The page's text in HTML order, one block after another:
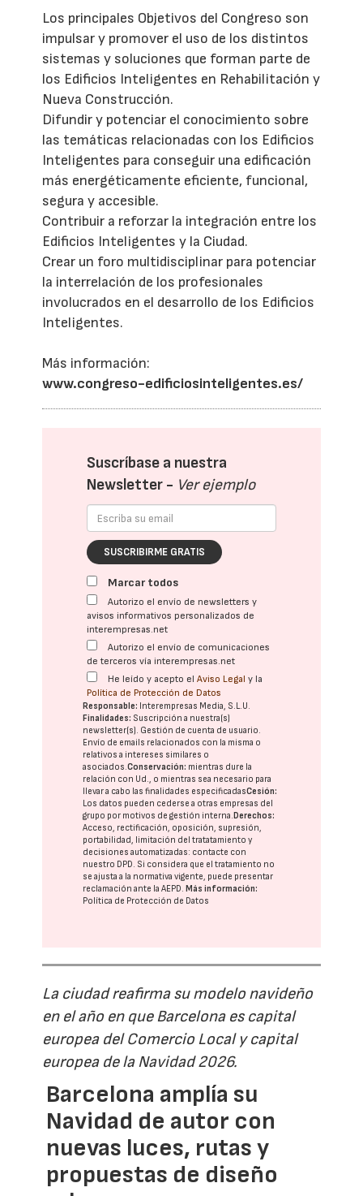
Los principales Objetivos del Congreso son
impulsar y promover el uso de los distintos
sistemas y soluciones que forman parte de
los Edificios Inteligentes en Rehabilitación y
Nueva Construcción.
Difundir y potenciar el conocimiento sobre
las temáticas relacionadas con los Edificios
Inteligentes para conseguir una edificación
más energéticamente eficiente, funcional,
segura y accesible.
Contribuir a reforzar la integración entre los
Edificios Inteligentes y la Ciudad.
Crear un foro multidisciplinar para potenciar
la interrelación de los profesionales
involucrados en el desarrollo de los Edificios
Inteligentes.
Más información:
www.congreso-edificiosinteligentes.es/
Suscríbase a nuestra
Newsletter - Ver ejemplo
SUSCRIBIRME GRATIS
Marcar todos
Autorizo el envío de newsletters y
avisos informativos personalizados de
interempresas.net
Autorizo el envío de comunicaciones
de terceros vía interempresas.net
He leído y acepto elAviso Legal y la
Política de Protección de Datos
Responsable: Interempresas Media, S.L.U.
Finalidades: Suscripción a nuestra(s)
newsletter(s). Gestión de cuenta de usuario.
Envío de emails relacionados con la misma o
relativos a intereses similares o
asociados.Conservación: mientras dure la
relación con Ud., o mientras sea necesario para
llevar a cabo las finalidades especificadasCesión:
Los datos pueden cederse a otras empresas del
grupo por motivos de gestión interna. Derechos:
Acceso, rectificación, oposición, supresión,
portabilidad, limitación del tratatamiento y
decisiones automatizadas: contacte con
nuestro DPD. Si considera que el tratamiento no
se ajusta a la normativa vigente, puede presentar
reclamación ante laAEPD. Más información:
Política de Protección de Datos
La ciudad reafirma su modelo navideño
en el año en que Barcelona es capital
europea del Comercio Local y capital
europea de la Navidad 2026.
Barcelona amplía su
Navidad de autor con
nuevas luces, rutas y
propuestas de diseño